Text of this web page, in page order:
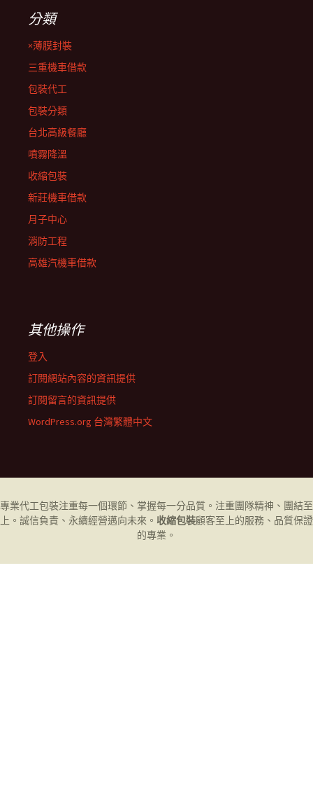
分類
×薄膜封裝
三重機車借款
包裝代工
包裝分類
台北高級餐廳
噴霧降溫
收縮包裝
新莊機車借款
月子中心
消防工程
高雄汽機車借款
其他操作
登入
訂閱網站內容的資訊提供
訂閱留言的資訊提供
WordPress.org 台灣繁體中文
專業代工包裝注重每一個環節、掌握每一分品質。注重團隊精神、團結至
上。誠信負責、永續經營邁向未來。 收縮包裝顧客至上的服務、品質保證
的專業。